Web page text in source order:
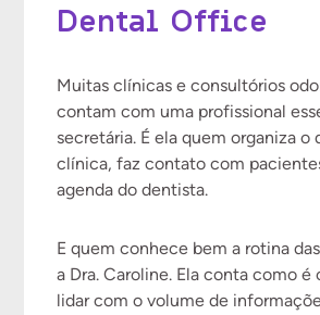
Dental Office
Muitas clínicas e consultórios
contam com uma profissional
secretária. É ela quem organiza o
clínica, faz contato com
agenda do dentista.
E quem conhece bem a rotina
a Dra. Caroline. Ela conta como
lidar com o volume de